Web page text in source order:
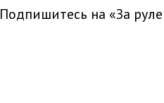
Подпишитесь на «За